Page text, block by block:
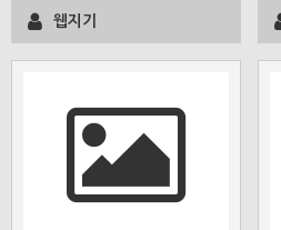
웹지기